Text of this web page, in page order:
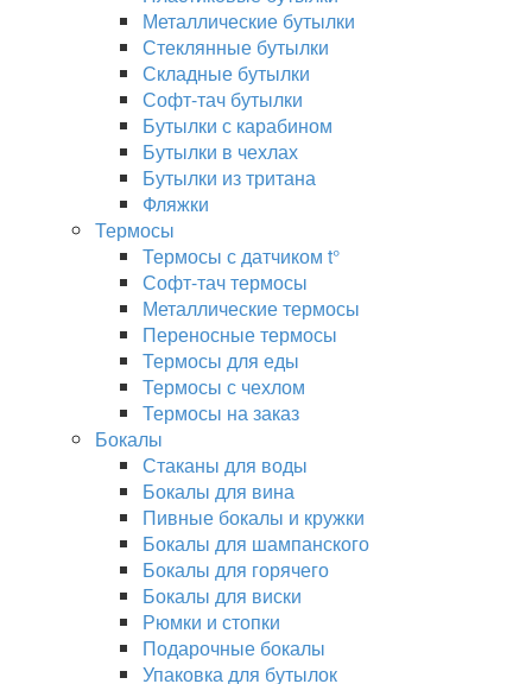
Металлические бутылки
Стеклянные бутылки
Складные бутылки
Софт-тач бутылки
Бутылки с карабином
Бутылки в чехлах
Бутылки из тритана
Фляжки
Термосы
Термосы с датчиком t°
Софт-тач термосы
Металлические термосы
Переносные термосы
Термосы для еды
Термосы с чехлом
Термосы на заказ
Бокалы
Стаканы для воды
Бокалы для вина
Пивные бокалы и кружки
Бокалы для шампанского
Бокалы для горячего
Бокалы для виски
Рюмки и стопки
Подарочные бокалы
Упаковка для бутылок